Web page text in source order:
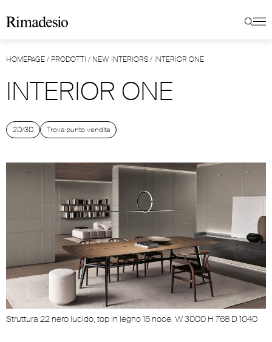
HOMEPAGE/ PRODOTTI / NEW INTERIORS/ INTERIOR ONE
INTERIOR ONE
2D/3D Trova punto vendita
Struttura 22 nero lucido, top in legno 15 noce. W 3000 H 768 D 1040